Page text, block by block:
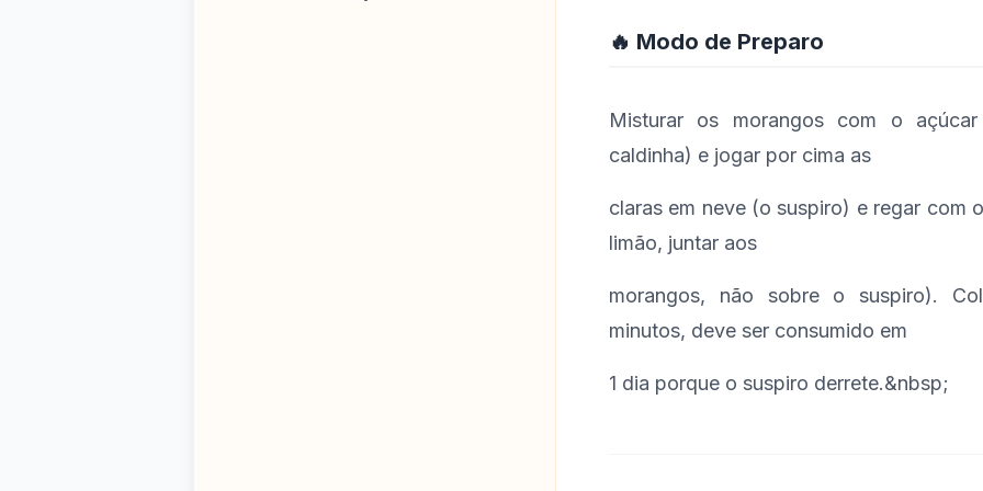
🔥 Modo de Preparo
Misturar os morangos com o
caldinha) e jogar por cima as
claras em neve (o suspiro) e regar com
limão, juntar aos
morangos, não sobre o suspiro).
minutos, deve ser consumido em
1 dia porque o suspiro derrete.&nbsp;